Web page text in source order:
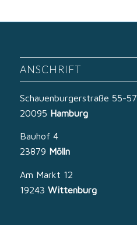
ANSCHRIFT
Schauenburgerstraße 55-57
20095 Hamburg
Bauhof 4
23879 Mölln
Am Markt 12
19243 Wittenburg